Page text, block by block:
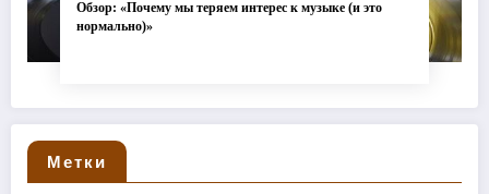
Обзор: «Почему мы теряем интерес к музыке (и это
нормально)»
Метки